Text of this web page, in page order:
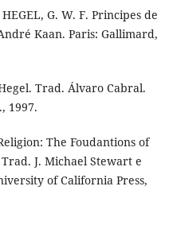
G. W. F. Principes de
Kaan. Paris: Gallimard,
Trad. Álvaro Cabral.
1997.
The Foudantions of
J. Michael Stewart e
of California Press,